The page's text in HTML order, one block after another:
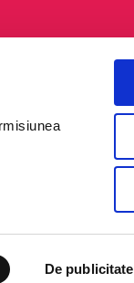
De publicitate